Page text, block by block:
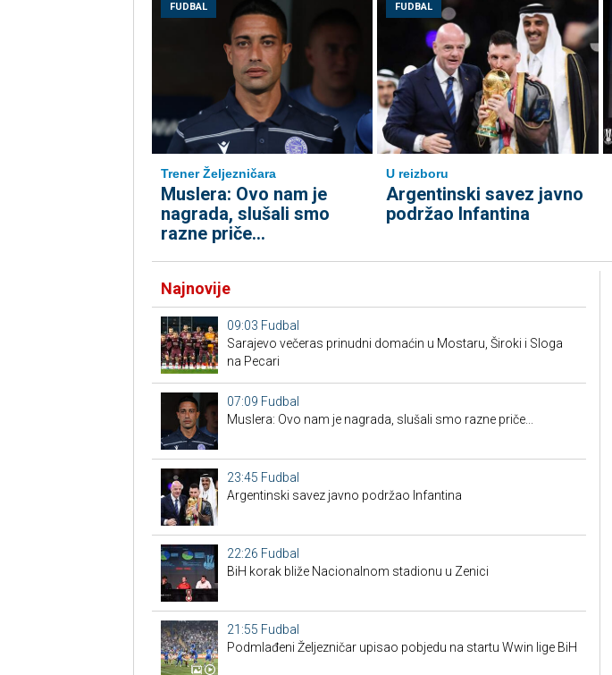
FUDBAL
Trener Željezničara
Muslera: Ovo nam je
nagrada, slušali smo
razne priče...
FUDBAL
U reizboru
Argentinski savez javno
podržao Infantina
Najnovije
09:03 Fudbal
Sarajevo večeras prinudni domaćin u Mostaru, Široki i Sloga
na Pecari
07:09 Fudbal
Muslera: Ovo nam je nagrada, slušali smo razne priče...
23:45 Fudbal
Argentinski savez javno podržao Infantina
22:26 Fudbal
BiH korak bliže Nacionalnom stadionu u Zenici
21:55 Fudbal
Podmlađeni Željezničar upisao pobjedu na startu Wwin lige BiH